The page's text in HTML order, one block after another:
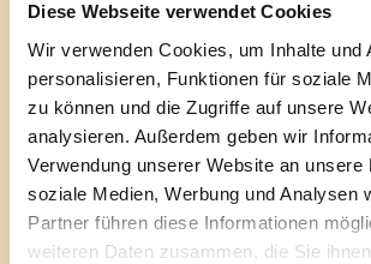
Diese Webseite verwendet Cookies
Wir verwenden Cookies, um Inhalte und
personalisieren, Funktionen für soziale
zu können und die Zugriffe auf unsere
analysieren. Außerdem geben wir
Verwendung unserer Website an unsere
soziale Medien, Werbung und Analysen
Partner führen diese Informationen
weiteren Daten zusammen, die Sie
Gemeinsam ausfüllen
Idealerweise wird die Vorsorgemappe
Angehörigen oder einer Person des
durchgearbeitet. Der richtige Ort für so
ist der Küchentisch und nicht die
Arztes oder das Büro eines
empfiehlt es sich, bei einigen Themen
beispielsweise dem Verfassen eines
der Hinterlegung einer